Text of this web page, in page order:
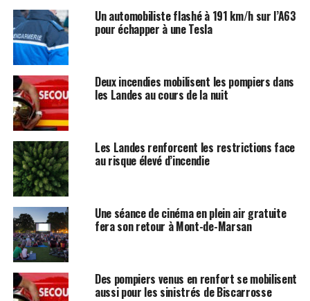
Un automobiliste flashé à 191 km/h sur l’A63
pour échapper à une Tesla
Deux incendies mobilisent les pompiers dans
les Landes au cours de la nuit
Les Landes renforcent les restrictions face
au risque élevé d’incendie
Une séance de cinéma en plein air gratuite
fera son retour à Mont-de-Marsan
Des pompiers venus en renfort se mobilisent
aussi pour les sinistrés de Biscarrosse